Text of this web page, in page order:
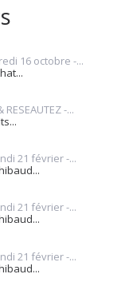
16 octobre -...
-...
21 février -...
21 février -...
21 février -...